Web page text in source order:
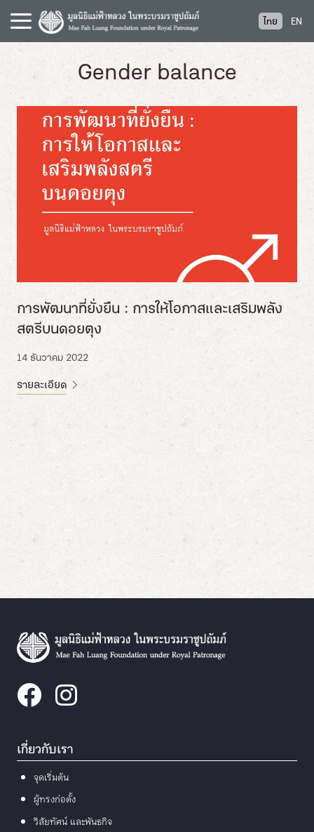
i
ไทย EN
Gender balance
การพัฒนาที่ยั่งยืน : การให้โอกาสและเสริมพลัง
สตรีบนดอยตุง
14 ธันวาคม 2022
รายละเอียด
เกี่ยวกับเรา
จุดเริ่มต้น
ผู้ทรงก่อตั้ง
วิสัยทัศน์ และพันธกิจ